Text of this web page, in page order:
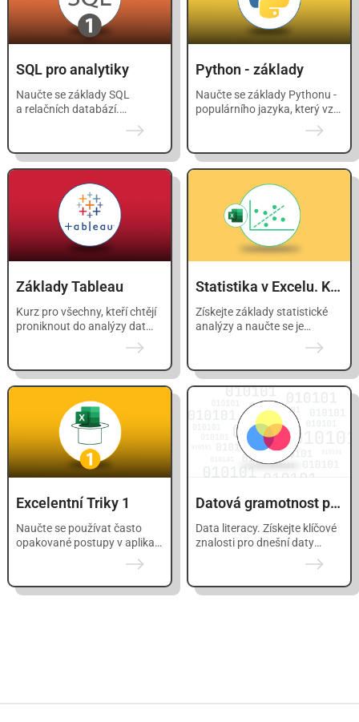
SQL pro analytiky
Naučte se základy SQL
a relačních databází.
Komplexní kurz, který vám dá
databázových dotazů.
Python - základy
Naučte se základy Pythonu -
populárního jazyka, který vzal
Základy Tableau
Kurz pro všechny, kteří chtějí
proniknout do analýzy dat
Statistika v Excelu. Krok za krokem.
Získejte základy statistické
analýzy a naučte se je
provádět s pomocí Excelu.
Excelentní Triky 1
Naučte se používat často
opakované postupy v aplikaci
Excel efektivněji a rychleji.
Datová gramotnost pro každého
Data literacy. Získejte klíčové
znalosti pro dnešní daty